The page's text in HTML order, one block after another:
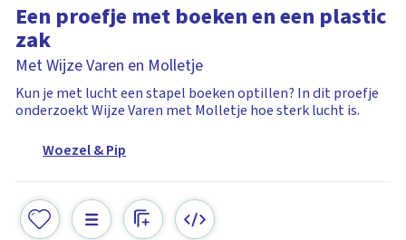
Een proefje met boeken en een plastic
zak
Met Wijze Varen en Molletje
Kun je met lucht een stapel boeken optillen? In dit proefje
onderzoekt Wijze Varen met Molletje hoe sterk lucht is.
Woezel & Pip